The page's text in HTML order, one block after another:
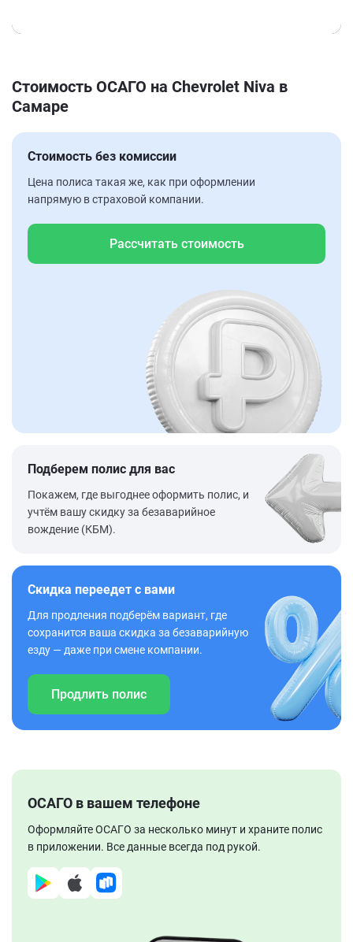
Стоимость ОСАГО на Chevrolet Niva в
Самаре
Стоимость без комиссии
Цена полиса такая же, как при оформлении
напрямую в страховой компании.
Рассчитать стоимость
Подберем полис для вас
Покажем, где выгоднее оформить полис, и
учтём вашу скидку за безаварийное
вождение (КБМ).
Скидка переедет с вами
Для продления подберём вариант, где
сохранится ваша скидка за безаварийную
езду — даже при смене компании.
Продлить полис
ОСАГО в вашем телефоне
Оформляйте ОСАГО за несколько минут и храните полис
в приложении. Все данные всегда под рукой.